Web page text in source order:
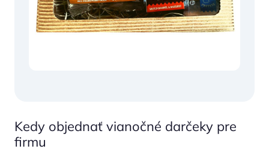
Kedy objednať vianočné darčeky pre
firmu